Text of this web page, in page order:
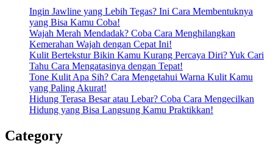
Ingin Jawline yang Lebih Tegas? Ini Cara Membentuknya
yang Bisa Kamu Coba!
Wajah Merah Mendadak? Coba Cara Menghilangkan
Kemerahan Wajah dengan Cepat Ini!
Kulit Bertekstur Bikin Kamu Kurang Percaya Diri? Yuk Cari
Tahu Cara Mengatasinya dengan Tepat!
Tone Kulit Apa Sih? Cara Mengetahui Warna Kulit Kamu
yang Paling Akurat!
Hidung Terasa Besar atau Lebar? Coba Cara Mengecilkan
Hidung yang Bisa Langsung Kamu Praktikkan!
Category